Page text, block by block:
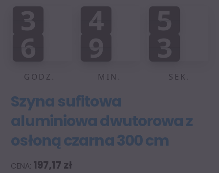
3
0
3
6
0
6
4
0
4
9
0
9
5
0
5
2
3
2
GODZ. MIN. SEK.
Szyna sufitowa
aluminiowa dwutorowa z
osłoną czarna 300 cm
197,17 zł